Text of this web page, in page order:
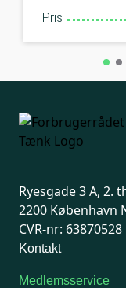
Pris
Ryesgade 3 A, 2.
2200 København
CVR-nr: 63870528
Kontakt
Medlemsservice